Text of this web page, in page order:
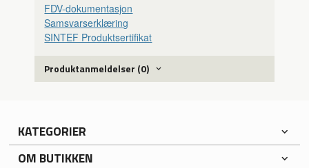
FDV-dokumentasjon
Samsvarserklæring
SINTEF Produktsertifikat
Produktanmeldelser (0)
KATEGORIER
OM BUTIKKEN